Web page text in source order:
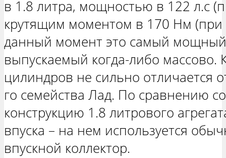
в 1.8 литра, мощностью в 122 л.с
крутящим моментом в 170 Нм (при
данный момент это самый
выпускаемый когда-либо массово.
цилиндров не сильно отличается
го семейства Лад. По сравнению
конструкцию 1.8 литрового
впуска – на нем используется
впускной коллектор.